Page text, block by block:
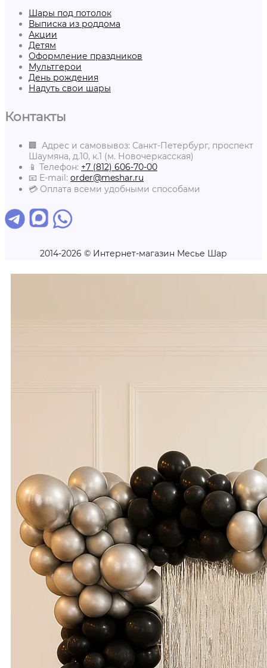
Шары под потолок
Выписка из роддома
Акции
Детям
Оформление праздников
Мультгерои
День рождения
Надуть свои шары
Контакты
🏢 Адрес и самовывоз: Санкт-Петербург, проспект
Шаумяна, д.10, к.1 (м. Новочеркасская)
📱 Телефон: +7 (812) 606-70-00
📧 E-mail: order@meshar.ru
💳 Оплата всеми удобными способами
2014-2026 © Интернет-магазин Месье Шар